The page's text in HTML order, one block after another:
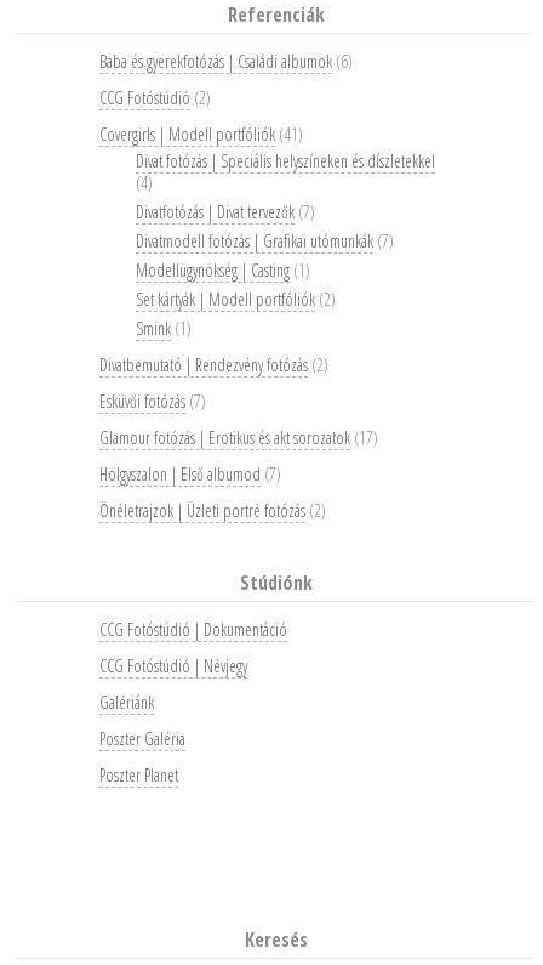
Referenciák
Baba és gyerekfotózás | Családi albumok (6)
CCG Fotóstúdió (2)
Covergirls | Modell portfóliók (41)
Divat fotózás | Speciális helyszíneken és díszletekkel
(4)
Divatfotózás | Divat tervezők (7)
Divatmodell fotózás | Grafikai utómunkák (7)
Modellügynökség | Casting (1)
Set kártyák | Modell portfóliók (2)
Smink (1)
Divatbemutató | Rendezvény fotózás (2)
Esküvői fotózás (7)
Glamour fotózás | Erotikus és akt sorozatok (17)
Hölgyszalon | Első albumod (7)
Önéletrajzok | Üzleti portré fotózás (2)
Stúdiónk
CCG Fotóstúdió | Dokumentáció
CCG Fotóstúdió | Névjegy
Galériánk
Poszter Galéria
Poszter Planet
Keresés